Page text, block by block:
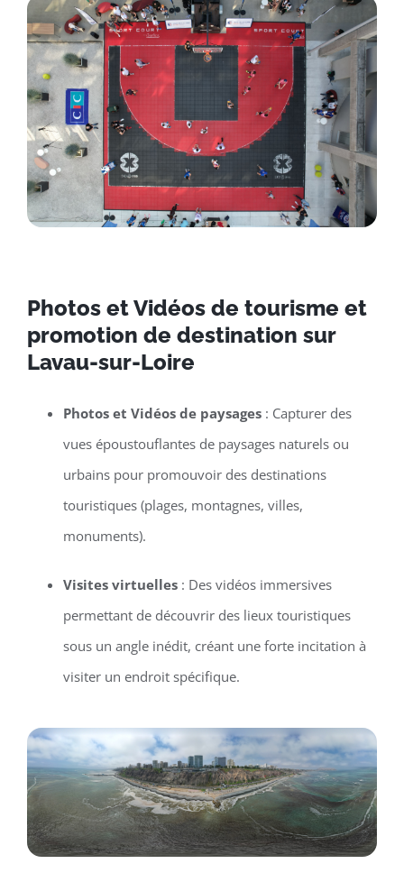
Photos et Vidéos de tourisme et
promotion de destination sur
Lavau-sur-Loire
Photos et Vidéos de paysages: Capturer des
vues époustouflantes de paysages naturels ou
urbains pour promouvoir des destinations
touristiques (plages, montagnes, villes,
monuments).
Visites virtuelles: Des vidéos immersives
permettant de découvrir des lieux touristiques
sous un angle inédit, créant une forte incitation à
visiter un endroit spécifique.